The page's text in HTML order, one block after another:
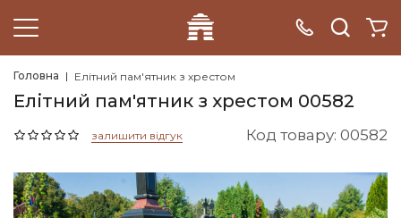
Головна Елітний пам'ятник з хрестом
Елітний пам'ятник з хрестом 00582
залишити відгук Код товару: 00582